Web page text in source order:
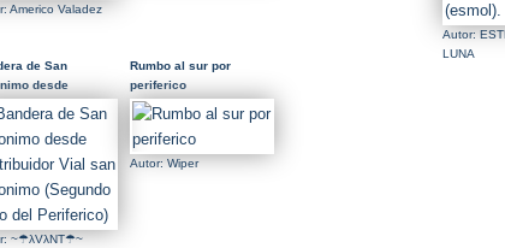
Americo Valadez
Autor:
LUNA
de San
desde
Vial san
(Segundo Piso
~☂λVλNT☂~
Rumbo al sur por
periferico
Autor: Wiper